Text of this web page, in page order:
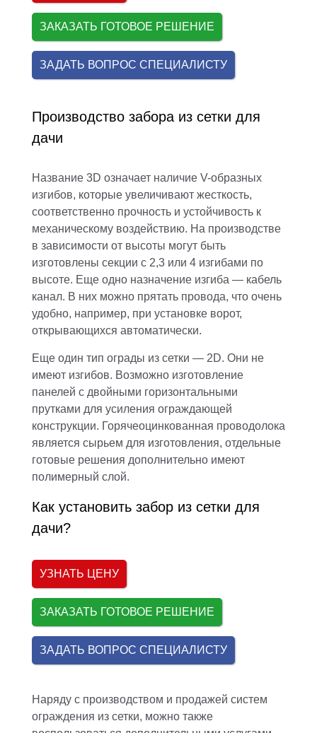
ЗАКАЗАТЬ ГОТОВОЕ РЕШЕНИЕ
ЗАДАТЬ ВОПРОС СПЕЦИАЛИСТУ
Производство забора из сетки для
дачи
Название 3D означает наличие V-образных
изгибов, которые увеличивают жесткость,
соответственно прочность и устойчивость к
механическому воздействию. На производстве
в зависимости от высоты могут быть
изготовлены секции с 2,3 или 4 изгибами по
высоте. Еще одно назначение изгиба — кабель
канал. В них можно прятать провода, что очень
удобно, например, при установке ворот,
открывающихся автоматически.
Еще один тип ограды из сетки — 2D. Они не
имеют изгибов. Возможно изготовление
панелей с двойными горизонтальными
прутками для усиления ограждающей
конструкции. Горячеоцинкованная проводолока
является сырьем для изготовления, отдельные
готовые решения дополнительно имеют
полимерный слой.
Как установить забор из сетки для
дачи?
УЗНАТЬ ЦЕНУ
ЗАКАЗАТЬ ГОТОВОЕ РЕШЕНИЕ
ЗАДАТЬ ВОПРОС СПЕЦИАЛИСТУ
Наряду с производством и продажей систем
ограждения из сетки, можно также